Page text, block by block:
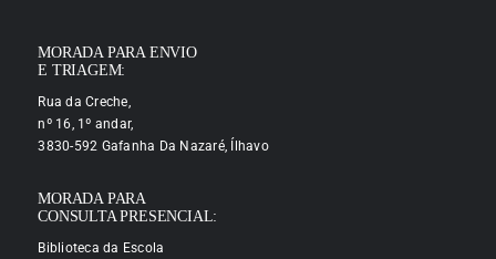
MORADA PARA ENVIO
E TRIAGEM:
Rua da Creche,
nº 16, 1º andar,
3830-592 Gafanha Da Nazaré, Ílhavo
MORADA PARA
CONSULTA PRESENCIAL:
Biblioteca da Escola